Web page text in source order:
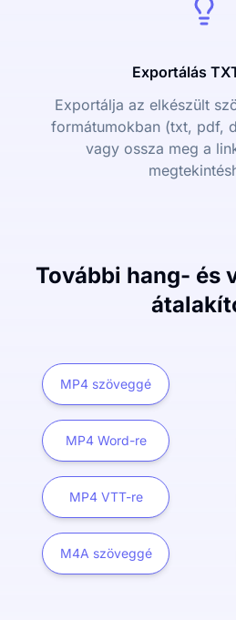
Exportálás
Exportálja az elkészült
formátumokban (txt, pdf,
vagy ossza meg a
További hang- és
MP4 szöveggé
MP4 Word-re
MP4 VTT-re
M4A szöveggé